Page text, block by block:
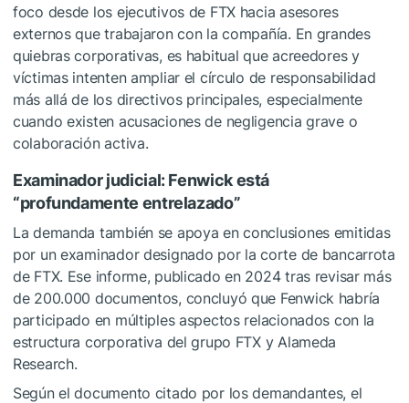
foco desde los ejecutivos de FTX hacia asesores
externos que trabajaron con la compañía. En grandes
quiebras corporativas, es habitual que acreedores y
víctimas intenten ampliar el círculo de responsabilidad
más allá de los directivos principales, especialmente
cuando existen acusaciones de negligencia grave o
colaboración activa.
Examinador judicial: Fenwick está
“profundamente entrelazado”
La demanda también se apoya en conclusiones emitidas
por un examinador designado por la corte de bancarrota
de FTX. Ese informe, publicado en 2024 tras revisar más
de 200.000 documentos, concluyó que Fenwick habría
participado en múltiples aspectos relacionados con la
estructura corporativa del grupo FTX y Alameda
Research.
Según el documento citado por los demandantes, el